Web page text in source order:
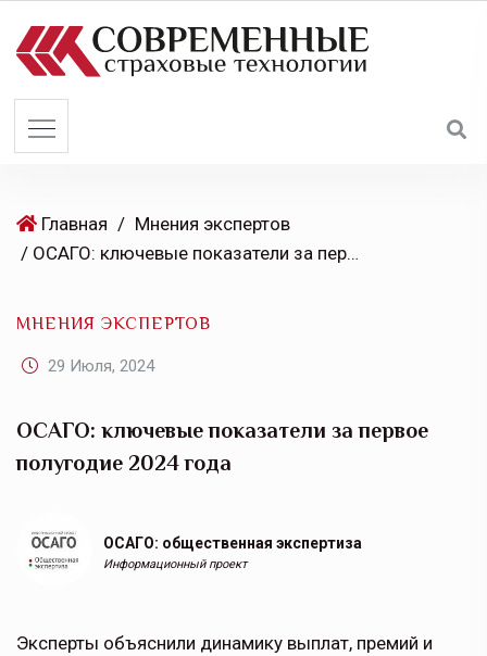
Главная / Мнения экспертов
/ ОСАГО: ключевые показатели за первое полугодие 2024 года
МНЕНИЯ ЭКСПЕРТОВ
29 Июля, 2024
ОСАГО: ключевые показатели за первое
полугодие 2024 года
ОСАГО: общественная экспертиза
Информационный проект
Эксперты объяснили динамику выплат, премий и